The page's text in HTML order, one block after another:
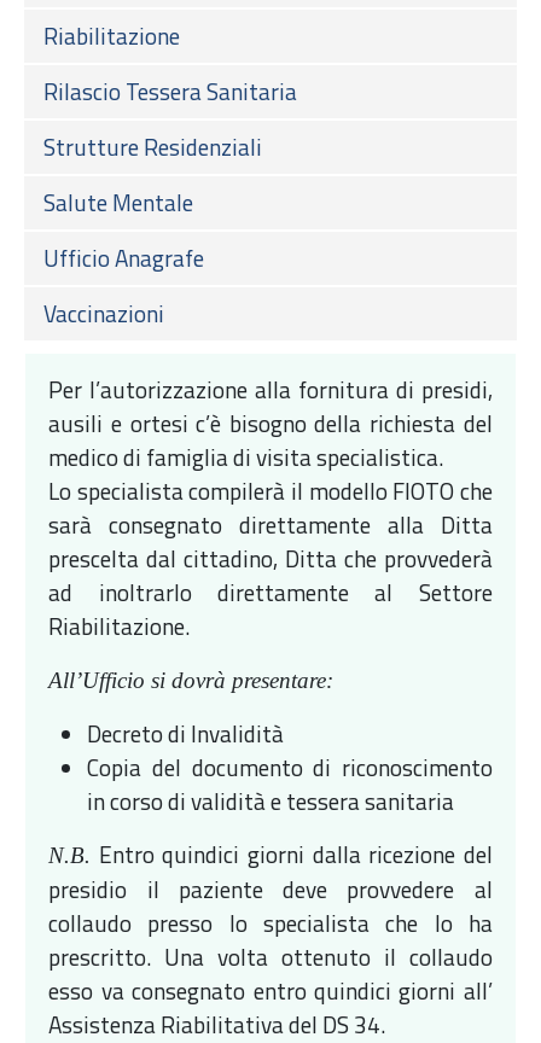
Riabilitazione
Rilascio Tessera Sanitaria
Strutture Residenziali
Salute Mentale
Ufficio Anagrafe
Vaccinazioni
Per l’autorizzazione alla fornitura di presidi,
ausili e ortesi c’è bisogno della richiesta del
medico di famiglia di visita specialistica.
Lo specialista compilerà il modello FIOTO che
sarà consegnato direttamente alla Ditta
prescelta dal cittadino, Ditta che provvederà
ad inoltrarlo direttamente al Settore
Riabilitazione.
All’Ufficio si dovrà presentare:
Decreto di Invalidità
Copia del documento di riconoscimento
in corso di validità e tessera sanitaria
N.B. Entro quindici giorni dalla ricezione del
presidio il paziente deve provvedere al
collaudo presso lo specialista che lo ha
prescritto. Una volta ottenuto il collaudo
esso va consegnato entro quindici giorni all’
Assistenza Riabilitativa del DS 34.